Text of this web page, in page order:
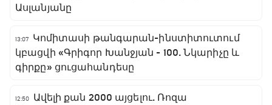
Ասլանյանը
13:07
Կոմիտասի թանգարան-ինստիտուտում
կբացվի «Գրիգոր Խանջյան - 100. Նկարիչը և
գիրքը» ցուցահանդեսը
12:50
Ավելի քան 2000 այցելու. Ռոզա